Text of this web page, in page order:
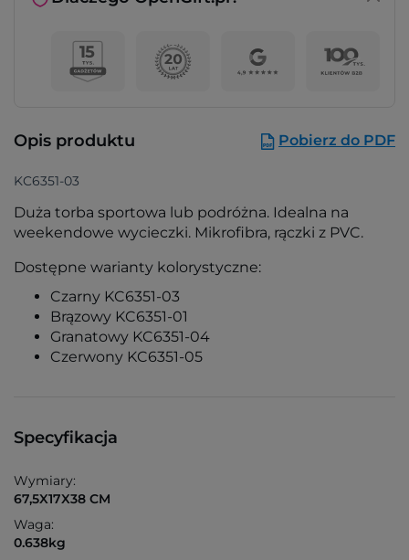
Opis produktu Pobierz do PDF
KC6351-03
Duża torba sportowa lub podróżna. Idealna na
weekendowe wycieczki. Mikrofibra, rączki z PVC.
Dostępne warianty kolorystyczne:
Czarny KC6351-03
Brązowy KC6351-01
Granatowy KC6351-04
Czerwony KC6351-05
Specyfikacja
Wymiary:
67,5X17X38 CM
Waga:
0.638kg